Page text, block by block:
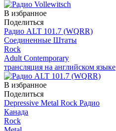
В избранное
Поделиться
Радио ALT 101.7 (WQRR)
Соединенные Штаты
Rock
Adult Contemporary
трансляция на английском языке
В избранное
Поделиться
Depressive Metal Rock Радио
Канада
Rock